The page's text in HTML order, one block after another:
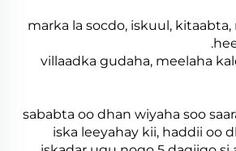
5. marka la socdo, iskuul,
6. villaadka gudaha, meelaha
1. sababta oo dhan wiyaha soo
iska leeyahay kii, haddii oo